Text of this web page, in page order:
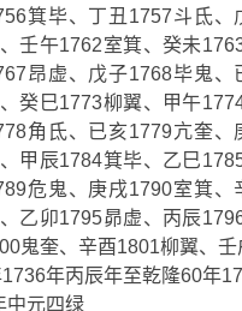
箕毕、丁丑1757斗氐
壬午1762室箕、癸未
昂虚、戊子1768毕鬼
癸巳1773柳翼、甲午
角氐、已亥1779亢奎
甲辰1784箕毕、乙巳
危鬼、庚戌1790室箕
乙卯1795昴虚、丙辰
鬼奎、辛酉1801柳翼、
年丙辰年至乾隆60年
中元四绿